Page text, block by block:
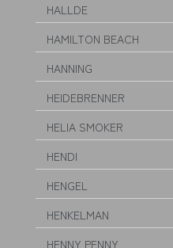
HALLDE
HAMILTON BEACH
HANNING
HEIDEBRENNER
HELIA SMOKER
HENDI
HENGEL
HENKELMAN
HENNY PENNY